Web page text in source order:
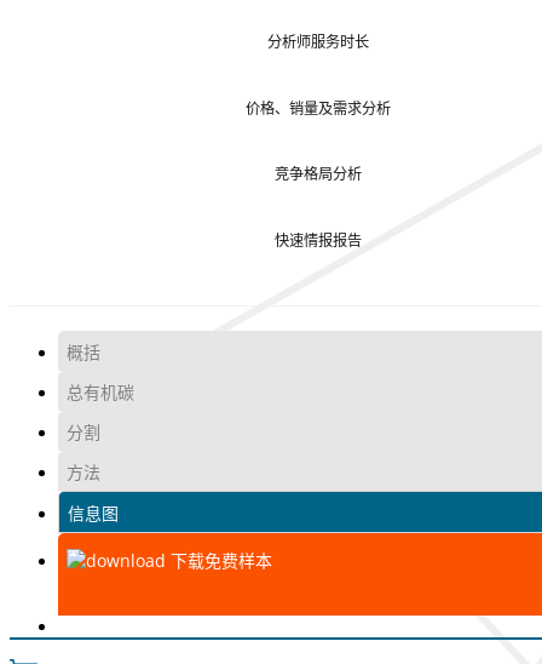
分析师服务时长
价格、销量及需求分析
竞争格局分析
快速情报报告
概括
总有机碳
分割
方法
信息图
下载免费样本